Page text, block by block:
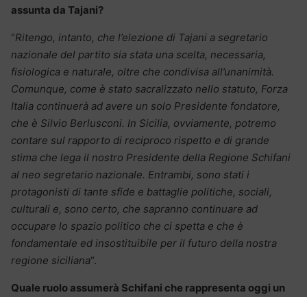
assunta da Tajani?
“Ritengo, intanto, che l’elezione di Tajani a segretario
nazionale del partito sia stata una scelta, necessaria,
fisiologica e naturale, oltre che condivisa all’unanimità.
Comunque, come è stato sacralizzato nello statuto, Forza
Italia continuerà ad avere un solo Presidente fondatore,
che è Silvio Berlusconi. In Sicilia, ovviamente, potremo
contare sul rapporto di reciproco rispetto e di grande
stima che lega il nostro Presidente della Regione Schifani
al neo segretario nazionale. Entrambi, sono stati i
protagonisti di tante sfide e battaglie politiche, sociali,
culturali e, sono certo, che sapranno continuare ad
occupare lo spazio politico che ci spetta e che è
fondamentale ed insostituibile per il futuro della nostra
regione siciliana“.
Quale ruolo assumerà Schifani che rappresenta oggi un